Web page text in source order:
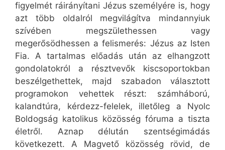
figyelmét ráirányítani Jézus személyére is, hogy
azt több oldalról megvilágítva mindannyiuk
szívében megszülethessen vagy
megerősödhessen a felismerés: Jézus az Isten
Fia. A tartalmas előadás után az elhangzott
gondolatokról a résztvevők kiscsoportokban
beszélgethettek, majd szabadon választott
programokon vehettek részt: számháború,
kalandtúra, kérdezz-felelek, illetőleg a Nyolc
Boldogság katolikus közösség fóruma a tiszta
életről. Aznap délután szentségimádás
következett. A Magvető közösség rövid, de